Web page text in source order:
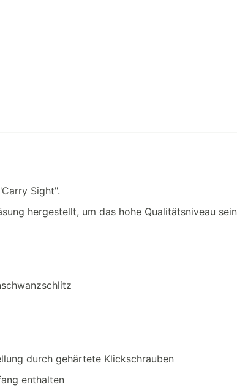
Sight".
hergestellt, um das hohe Qualitätsniveau
durch gehärtete Klickschrauben
enthalten